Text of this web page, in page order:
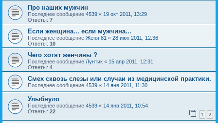
Про наших мужчин
Последнее сообщение 4539 « 19 окт 2011, 13:29
Ответы: 7
Если женщина... если мужчина...
Последнее сообщение Женя.81 « 28 июн 2011, 12:36
Ответы: 10
Чего хотят женчины ?
Последнее сообщение Лунтик « 15 апр 2011, 12:31
Ответы: 4
Смех сквозь слезы или случаи из медицинской практики.
Последнее сообщение 4539 « 14 янв 2011, 11:30
Улыбнуло
Последнее сообщение 4539 « 14 янв 2011, 10:54
Ответы: 22 1 2